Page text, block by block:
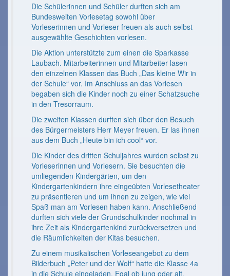
Die Schülerinnen und Schüler durften sich am
Bundesweiten Vorlesetag sowohl über
Vorleserinnen und Vorleser freuen als auch selbst
ausgewählte Geschichten vorlesen.
Die Aktion unterstützte zum einen die Sparkasse
Laubach. Mitarbeiterinnen und Mitarbeiter lasen
den einzelnen Klassen das Buch „Das kleine Wir in
der Schule“ vor. Im Anschluss an das Vorlesen
begaben sich die Kinder noch zu einer Schatzsuche
in den Tresorraum.
Die zweiten Klassen durften sich über den Besuch
des Bürgermeisters Herr Meyer freuen. Er las ihnen
aus dem Buch „Heute bin ich cool“ vor.
Die Kinder des dritten Schuljahres wurden selbst zu
Vorleserinnen und Vorlesern. Sie besuchten die
umliegenden Kindergärten, um den
Kindergartenkindern ihre eingeübten Vorlesetheater
zu präsentieren und um ihnen zu zeigen, wie viel
Spaß man am Vorlesen haben kann. Anschließend
durften sich viele der Grundschulkinder nochmal in
ihre Zeit als Kindergartenkind zurückversetzen und
die Räumlichkeiten der Kitas besuchen.
Zu einem musikalischen Vorleseangebot zu dem
Bilderbuch „Peter und der Wolf“ hatte die Klasse 4a
in die Schule eingeladen. Egal ob jung oder alt,